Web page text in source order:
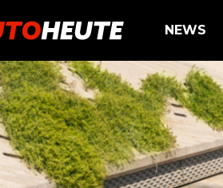
NEWS